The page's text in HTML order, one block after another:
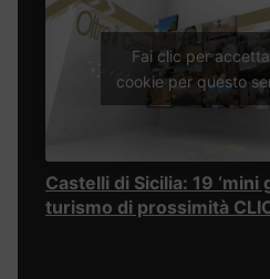
Fai clic per
cookie per questo
Castelli di Sicilia: 19 ‘mini
turismo di prossimità